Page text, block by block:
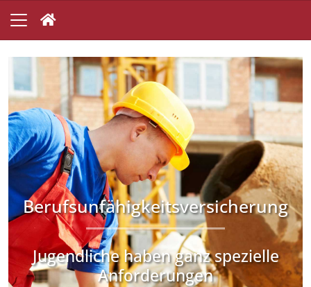
Berufsunfähigkeitsversicherung
Jugendliche haben ganz spezielle
Anforderungen